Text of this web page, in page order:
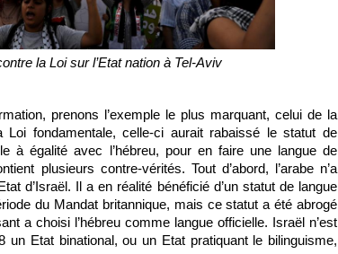
la Loi sur l’Etat nation à Tel-Aviv
prenons l’exemple le plus marquant, celui de la
Loi fondamentale, celle-ci aurait rabaissé le statut de
à égalité avec l’hébreu, pour en faire une langue de
plusieurs contre-vérités. Tout d’abord, l’arabe n’a
d’Israël. Il a en réalité bénéficié d’un statut de langue
du Mandat britannique, mais ce statut a été abrogé
a choisi l’hébreu comme langue officielle. Israël n’est
un Etat binational, ou un Etat pratiquant le bilinguisme,